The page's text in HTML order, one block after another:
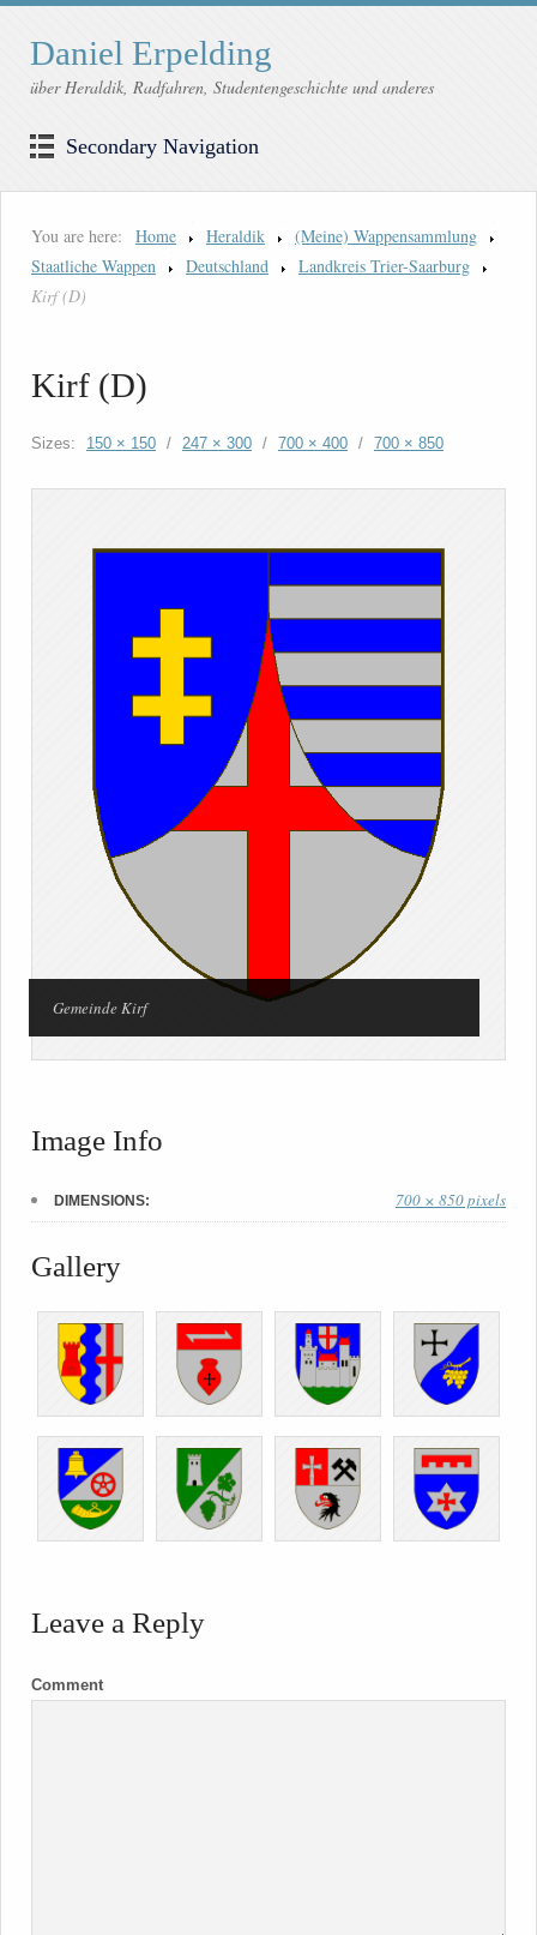
Daniel Erpelding
über Heraldik, Radfahren, Studentengeschichte und anderes
Secondary Navigation
You are here: Home Heraldik
(Meine) Wappensammlung
Staatliche Wappen
Deutschland
Landkreis Trier-Saarburg
Kirf (D)
Kirf (D)
Sizes: 150 × 150 / 247 × 300 / 700 × 400 / 700 × 850
Gemeinde Kirf
Image Info
DIMENSIONS: 700 × 850 pixels
Gallery
Leave a Reply
Comment